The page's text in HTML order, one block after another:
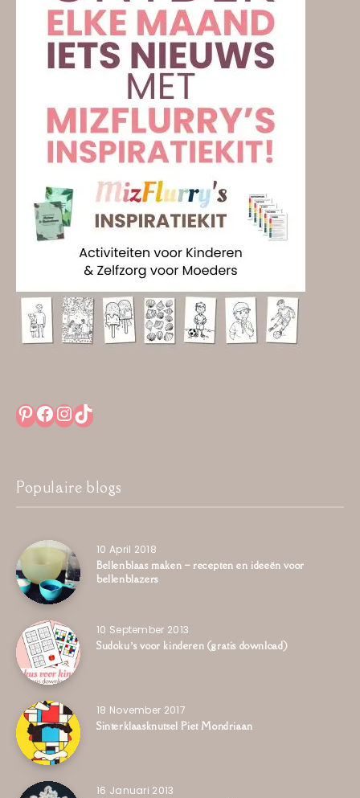
Pinterest
Facebook
Instagram
TikTok
Populaire blogs
10 April 2018
Bellenblaas maken – recepten en ideeën voor
bellenblazers
10 September 2013
Sudoku’s voor kinderen (gratis download)
18 November 2017
Sinterklaasknutsel Piet Mondriaan
16 Januari 2013